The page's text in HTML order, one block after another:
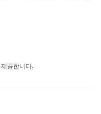
공합니다.